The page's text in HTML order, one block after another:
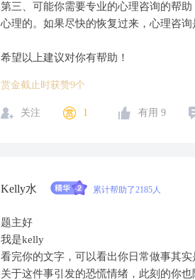
第三、可能你需要专业的心理咨询的帮
心理的。如果尽快的恢复过来，心理咨询
希望以上建议对你有帮助！
赏金截止时获赞9个
关注 1 有用 9
Kelly水 累计帮助了2185人
题主好
我是kelly
看完你的文字，可以看出你日常做事其实
关于这件事引发的恐慌情绪，此刻的你也